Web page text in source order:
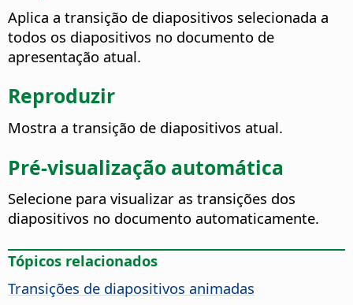
Aplica a transição de diapositivos selecionada a
todos os diapositivos no documento de
apresentação atual.
Reproduzir
Mostra a transição de diapositivos atual.
Pré-visualização automática
Selecione para visualizar as transições dos
diapositivos no documento automaticamente.
Tópicos relacionados
Transições de diapositivos animadas